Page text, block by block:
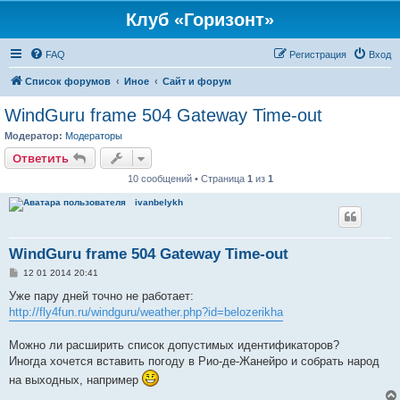
Клуб «Горизонт»
FAQ Вход
Регистрация
Список форумов Иное Сайт и форум
WindGuru frame 504 Gateway Time-out
Модератор: Модераторы
Ответить
10 сообщений • Страница 1 из 1
ivanbelykh
WindGuru frame 504 Gateway Time-out
С
о
щ
и
е
12 01 2014 20:41
Уже пару дней точно не работает:
http://fly4fun.ru/windguru/weather.php?id=belozerikha
Можно ли расширить список допустимых идентификаторов?
Иногда хочется вставить погоду в Рио-де-Жанейро и собрать народ
на выходных, например